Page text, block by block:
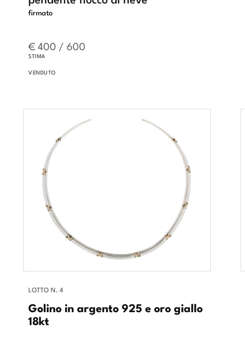
firmato
€ 400 / 600
STIMA
VENDUTO
LOTTO N. 4
Golino in argento 925 e oro giallo
18kt